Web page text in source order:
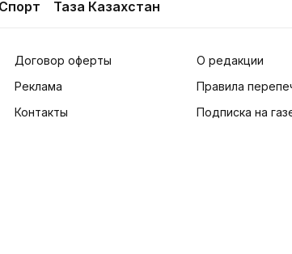
Спорт Таза Казахстан
Договор оферты
Реклама
Контакты
О редакции
Правила
Подписка на